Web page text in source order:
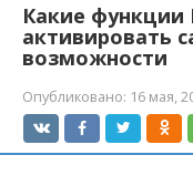
Какие
активировать
возможности
Опубликовано: 16 мая,